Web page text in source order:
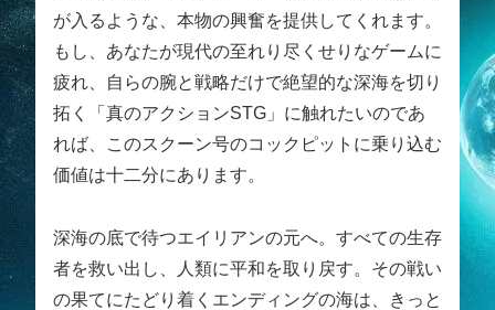
が入るような、本物の興奮を提供してくれます。
もし、あなたが現代の至れり尽くせりなゲームに
疲れ、自らの腕と戦略だけで絶望的な深海を切り
拓く「真のアクションSTG」に触れたいのであ
れば、このスクーン号のコックピットに乗り込む
価値は十二分にあります。
深海の底で待つエイリアンの元へ。すべての生存
者を救い出し、人類に平和を取り戻す。その戦い
の果てにたどり着くエンディングの海は、きっと